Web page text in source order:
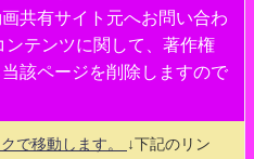
共有サイト元へお問い合わ
テンツに関して、著作権
該ページを削除しますので
で移動します。
↓下記のリン